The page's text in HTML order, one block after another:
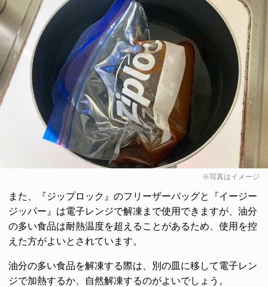
※写真はイメージ
また、『ジップロック』のフリーザーバッグと『イージー
ジッパー』は電子レンジで解凍まで使用できますが、油分
の多い食品は耐熱温度を超えることがあるため、使用を控
えた方がよいとされています。
油分の多い食品を解凍する際は、別の皿に移して電子レン
ジで加熱するか、自然解凍するのがよいでしょう。